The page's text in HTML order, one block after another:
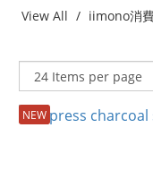
View All iimono消
NEW